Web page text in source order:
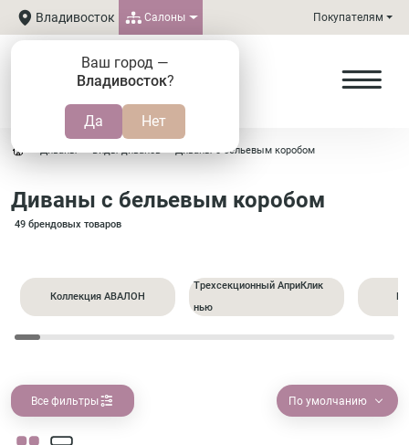
Владивосток
Ваш город —
Владивосток?
Салоны Покупателям
Диваны Виды диванов Диваны с бельевым коробом
Диваны с бельевым коробом
49 брендовых товаров
Коллекция АВАЛОН
Трехсекционный АприКлик
нью
Все фильтры По умолчанию